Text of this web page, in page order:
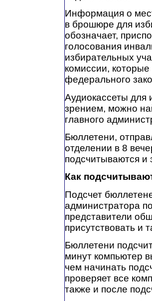
Информация о
в брошюре для
обозначает,
голосования
избирательных
комиссии,
федерального
Аудиокассеты для
зрением, можно
главного
Бюллетени,
отделении в 8
подсчитываются и
Как
Подсчет
администратора
представители
присутствовать и
Бюллетени
минут компьютер
чем начинать
проверяет все
также и после